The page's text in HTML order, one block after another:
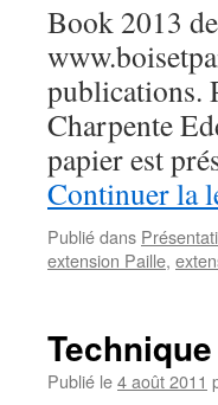
Book 2013
publications.
Charpente
papier est
Continuer la
Publié dans
extension Paille,
Publié le4 août 2011